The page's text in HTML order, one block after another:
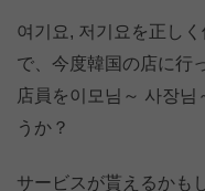
여기요, 저기요を正し
で、今度韓国の店に行
店員を이모님～ 사장님
うか？
サービスが貰えるかも